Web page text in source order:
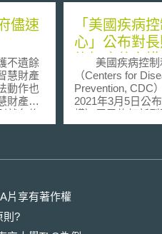
儘速
不遺餘
慧財產
動作也
財產局
就各修
說明
優先
察名
智慧
權保障
「美國疾病
心」公布對
施打疫苗之
美國疾病控制
（Centers for
Prevention, CDC
2021年3月5日公
構）居民施打新
19）（下稱病毒
以上之長者，多方
片享有著作權
則?